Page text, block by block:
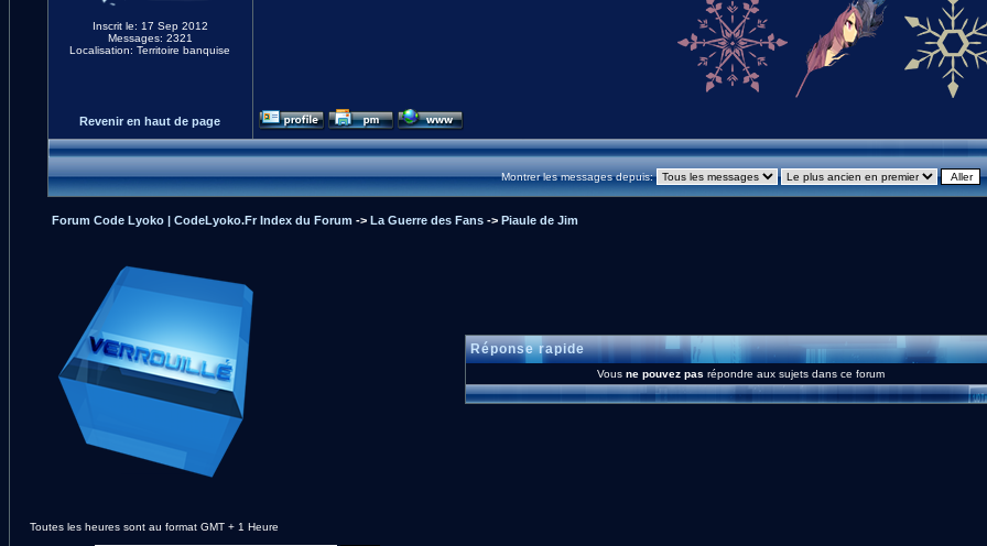
Inscrit le: 17 Sep 2012
Messages: 2321
Localisation: Territoire banquise
Revenir en haut de page
Montrer les messages depuis:
Forum Code Lyoko | CodeLyoko.Fr Index du Forum -> La Guerre des Fans-> Piaule de Jim
Réponse rapide
Vous ne pouvez pas répondre aux sujets dans ce forum
Toutes les heures sont au format GMT + 1 Heure